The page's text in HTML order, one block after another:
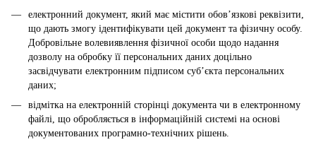
електронний документ, який має містити обов’язкові реквізити,
що дають змогу ідентифікувати цей документ та фізичну особу.
Добровільне волевиявлення фізичної особи щодо надання
дозволу на обробку її персональних даних доцільно
засвідчувати електронним підписом суб’єкта персональних
даних;
відмітка на електронній сторінці документа чи в електронному
файлі, що обробляється в інформаційній системі на основі
документованих програмно-технічних рішень.